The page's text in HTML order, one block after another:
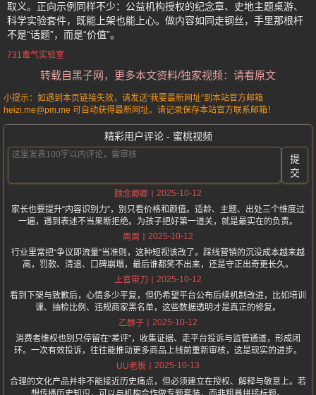
取义。正向示例同样不少：公益机构授权的纪念章、史地主题桌游、
科学实验套件，既能上架也能上心。做内容如同走钢丝，手里那根杆
不是“话题”，而是“价值”。
731毒气实验室
转载自黑子网，更多本文资料/独家视频：请看原文
小提示：如遇到本页链接失效，请发送“我要最新网址”到本站官方邮箱
heizi.me@pm.me 可自动获得最新网址。请记录保存本站官方联系邮箱！
精彩用户评论 - 蜜桃视频
提
交
顾念卿卿
2025-10-12
家长也要提升“内容识别力”，别只看价格和颜值。适龄、主题、出处三个维度过
一遍，遇到表述不当果断拒绝。为孩子把好第一道关，就是最实在的负责。
周周
2025-10-12
行业里常把“争议即流量”当准则，这种短视该改了。踩线营销的沉没成本越来越
高，罚款、清退、口碑崩塌，最后谁都笑不出来，还是守正出奇更长久。
上官带刀
2025-10-12
看到下架与致歉后，心情多少平复，但仍希望平台公布后续机制改进，比如培训
课、抽检比例、违规商家黑名单，这些数据透明才是真正的修复。
乙醇子
2025-10-12
消费者维权也别只停留在“差评”，收集证据、走平台投诉与监管通道，形成闭
环。一次有效投诉，往往能推动更多商品上线前重新审核，这是现实的进步。
UU老板
2025-10-13
合理的文化产品并非不能接近历史痛点，但必须建立在授权、解释与敬意上。若